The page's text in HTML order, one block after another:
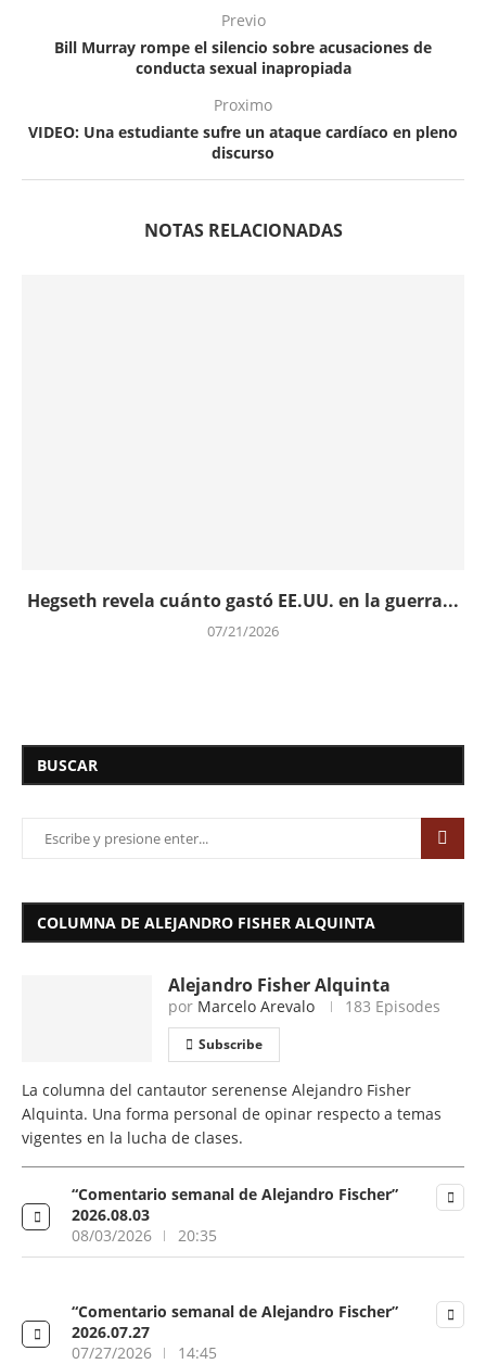
Previo
Bill Murray rompe el silencio sobre acusaciones de
conducta sexual inapropiada
Proximo
VIDEO: Una estudiante sufre un ataque cardíaco en pleno
discurso
NOTAS RELACIONADAS
Hegseth revela cuánto gastó EE.UU. en la guerra...
07/21/2026
BUSCAR
COLUMNA DE ALEJANDRO FISHER ALQUINTA
Alejandro Fisher Alquinta
por Marcelo Arevalo 183 Episodes
Subscribe
La columna del cantautor serenense Alejandro Fisher
Alquinta. Una forma personal de opinar respecto a temas
vigentes en la lucha de clases.
“Comentario semanal de Alejandro Fischer”
2026.08.03
08/03/2026
20:35
“Comentario semanal de Alejandro Fischer”
2026.07.27
07/27/2026
14:45